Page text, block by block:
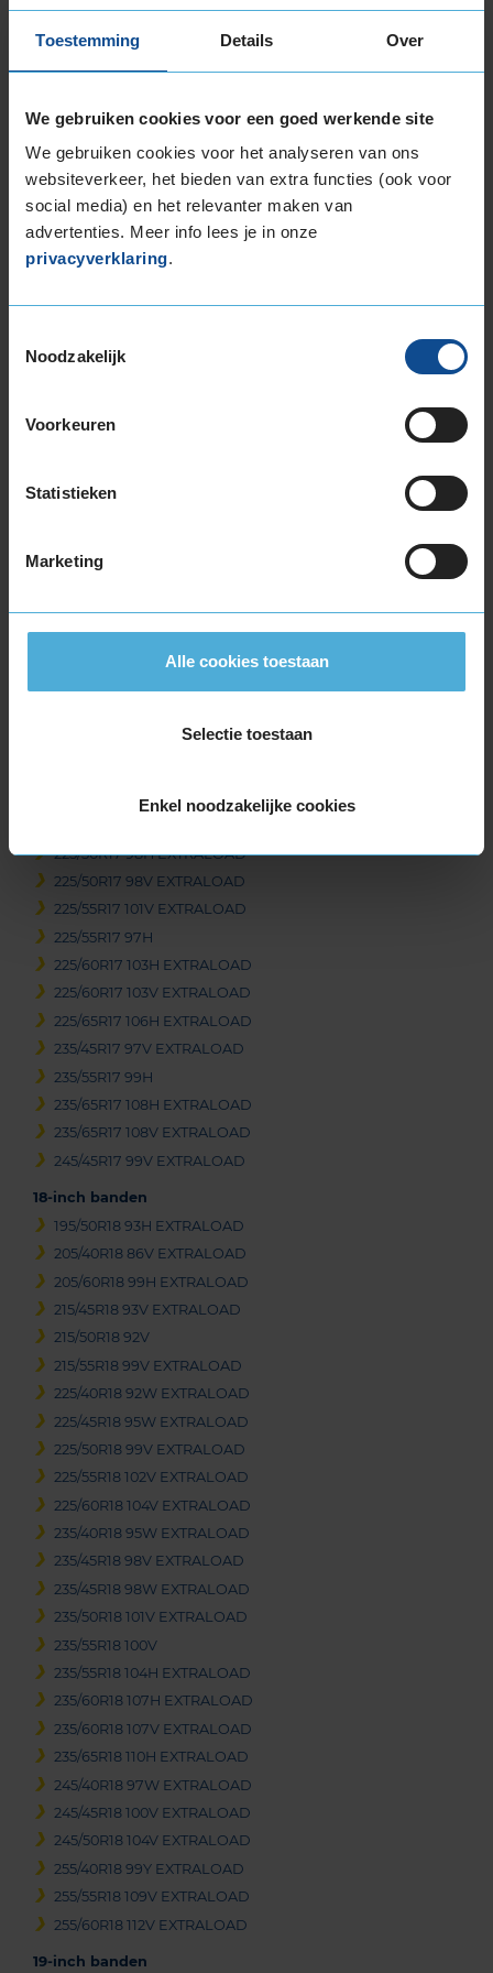
Toestemming Details Over
We gebruiken cookies voor een goed werkende site
We gebruiken cookies voor het analyseren van ons
websiteverkeer, het bieden van extra functies (ook voor
social media) en het relevanter maken van
advertenties. Meer info lees je in onze
privacyverklaring.
Noodzakelijk
Voorkeuren
Statistieken
Marketing
Alle cookies toestaan
Selectie toestaan
Enkel noodzakelijke cookies
1
of
3
Beschikbare bandenmaten
205/45R17 88V EXTRALOAD
205/55R17 91H
205/60R17 93H
215/45R17 91V EXTRALOAD
215/55R17 98V EXTRALOAD
215/60R17 100V EXTRALOAD
225/45R17 94H EXTRALOAD
225/50R17 98H EXTRALOAD
225/50R17 98V EXTRALOAD
225/55R17 101V EXTRALOAD
225/55R17 97H
225/60R17 103H EXTRALOAD
225/60R17 103V EXTRALOAD
225/65R17 106H EXTRALOAD
235/45R17 97V EXTRALOAD
235/55R17 99H
235/65R17 108H EXTRALOAD
235/65R17 108V EXTRALOAD
245/45R17 99V EXTRALOAD
18-inch banden
195/50R18 93H EXTRALOAD
205/40R18 86V EXTRALOAD
205/60R18 99H EXTRALOAD
215/45R18 93V EXTRALOAD
215/50R18 92V
215/55R18 99V EXTRALOAD
225/40R18 92W EXTRALOAD
225/45R18 95W EXTRALOAD
225/50R18 99V EXTRALOAD
225/55R18 102V EXTRALOAD
225/60R18 104V EXTRALOAD
235/40R18 95W EXTRALOAD
235/45R18 98V EXTRALOAD
235/45R18 98W EXTRALOAD
235/50R18 101V EXTRALOAD
235/55R18 100V
235/55R18 104H EXTRALOAD
235/60R18 107H EXTRALOAD
235/60R18 107V EXTRALOAD
235/65R18 110H EXTRALOAD
245/40R18 97W EXTRALOAD
245/45R18 100V EXTRALOAD
245/50R18 104V EXTRALOAD
255/40R18 99Y EXTRALOAD
255/55R18 109V EXTRALOAD
255/60R18 112V EXTRALOAD
19-inch banden